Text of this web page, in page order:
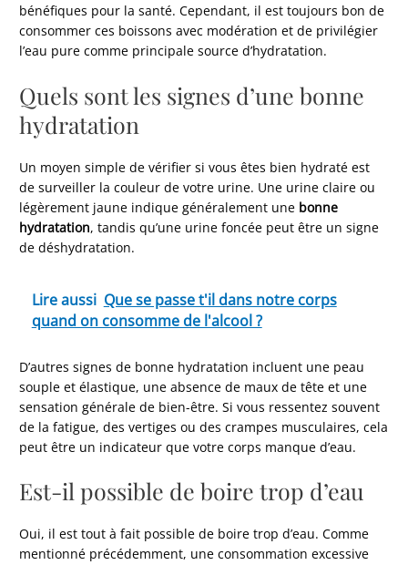
bénéfiques pour la santé. Cependant, il est toujours bon de
consommer ces boissons avec modération et de privilégier
l’eau pure comme principale source d’hydratation.
Quels sont les signes d’une bonne
hydratation
Un moyen simple de vérifier si vous êtes bien hydraté est
de surveiller la couleur de votre urine. Une urine claire ou
légèrement jaune indique généralement une bonne
hydratation, tandis qu’une urine foncée peut être un signe
de déshydratation.
Lire aussi Que se passe t'il dans notre corps
quand on consomme de l'alcool ?
D’autres signes de bonne hydratation incluent une peau
souple et élastique, une absence de maux de tête et une
sensation générale de bien-être. Si vous ressentez souvent
de la fatigue, des vertiges ou des crampes musculaires, cela
peut être un indicateur que votre corps manque d’eau.
Est-il possible de boire trop d’eau
Oui, il est tout à fait possible de boire trop d’eau. Comme
mentionné précédemment, une consommation excessive